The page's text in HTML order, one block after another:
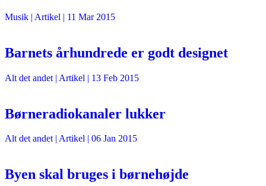
Musik | Artikel | 11 Mar 2015
Barnets århundrede er godt designet
Alt det andet | Artikel | 13 Feb 2015
Børneradiokanaler lukker
Alt det andet| Artikel | 06 Jan 2015
Byen skal bruges i børnehøjde